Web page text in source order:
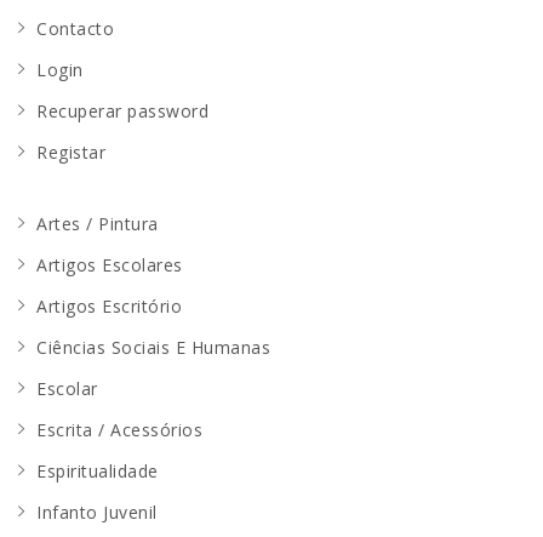
Contacto
Login
Recuperar password
Registar
Artes / Pintura
Artigos Escolares
Artigos Escritório
Ciências Sociais E Humanas
Escolar
Escrita / Acessórios
Espiritualidade
Infanto Juvenil